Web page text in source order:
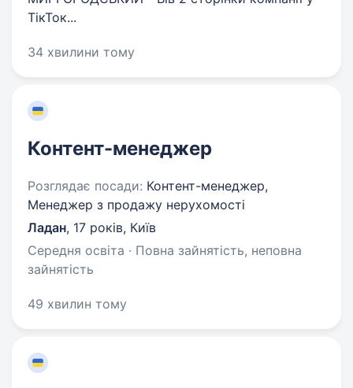
ТікТок...
34 хвилини тому
Контент-менеджер
Розглядає посади: Контент-менеджер,
Менеджер з продажу нерухомості
Ладан, 17 років, Київ
Середня освіта · Повна зайнятість, неповна
зайнятість
49 хвилин тому